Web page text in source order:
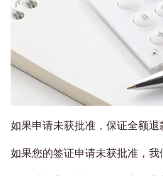
如果申请未获批准，保证全额退
如果您的签证申请未获批准，我